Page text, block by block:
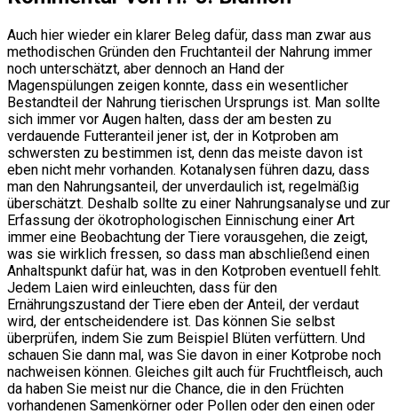
Auch hier wieder ein klarer Beleg dafür, dass man zwar aus
methodischen Gründen den Fruchtanteil der Nahrung immer
noch unterschätzt, aber dennoch an Hand der
Magenspülungen zeigen konnte, dass ein wesentlicher
Bestandteil der Nahrung tierischen Ursprungs ist. Man sollte
sich immer vor Augen halten, dass der am besten zu
verdauende Futteranteil jener ist, der in Kotproben am
schwersten zu bestimmen ist, denn das meiste davon ist
eben nicht mehr vorhanden. Kotanalysen führen dazu, dass
man den Nahrungsanteil, der unverdaulich ist, regelmäßig
überschätzt. Deshalb sollte zu einer Nahrungsanalyse und zur
Erfassung der ökotrophologischen Einnischung einer Art
immer eine Beobachtung der Tiere vorausgehen, die zeigt,
was sie wirklich fressen, so dass man abschließend einen
Anhaltspunkt dafür hat, was in den Kotproben eventuell fehlt.
Jedem Laien wird einleuchten, dass für den
Ernährungszustand der Tiere eben der Anteil, der verdaut
wird, der entscheidendere ist. Das können Sie selbst
überprüfen, indem Sie zum Beispiel Blüten verfüttern. Und
schauen Sie dann mal, was Sie davon in einer Kotprobe noch
nachweisen können. Gleiches gilt auch für Fruchtfleisch, auch
da haben Sie meist nur die Chance, die in den Früchten
vorhandenen Samenkörner oder Pollen oder den einen oder